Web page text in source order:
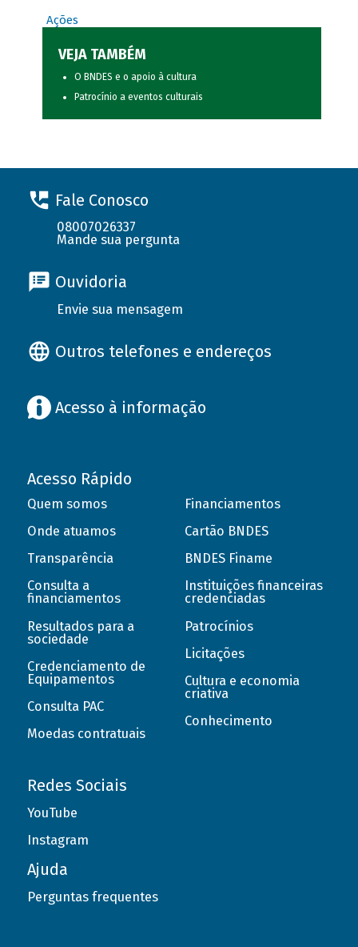
Ações
VEJA TAMBÉM
O BNDES e o apoio à cultura
Patrocínio a eventos culturais
Fale Conosco
08007026337
Mande sua pergunta
Ouvidoria
Envie sua mensagem
Outros telefones e endereços
Acesso à informação
Acesso Rápido
Quem somos
Onde atuamos
Transparência
Consulta a
financiamentos
Resultados para a
sociedade
Credenciamento de
Equipamentos
Consulta PAC
Moedas contratuais
Financiamentos
Cartão BNDES
BNDES Finame
Instituições financeiras
credenciadas
Patrocínios
Licitações
Cultura e economia
criativa
Conhecimento
Redes Sociais
YouTube
Instagram
Ajuda
Perguntas frequentes